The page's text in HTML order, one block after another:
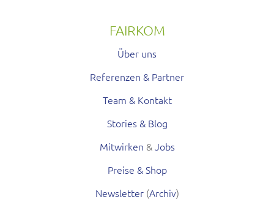
FAIRKOM
Über uns
Referenzen & Partner
Team & Kontakt
Stories & Blog
Mitwirken &Jobs
Preise & Shop
Newsletter(Archiv)